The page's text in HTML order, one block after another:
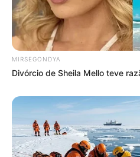
MIRSEGONDYA
Divórcio de Sheila Mello teve